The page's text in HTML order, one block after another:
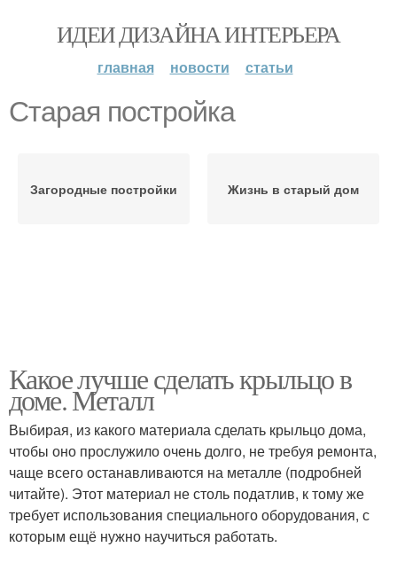
ИДЕИ ДИЗАЙНА ИНТЕРЬЕРА
главная новости статьи
Старая постройка
Загородные постройки Жизнь в старый дом
Какое лучше сделать крыльцо в
доме. Металл
Выбирая, из какого материала сделать крыльцо дома,
чтобы оно прослужило очень долго, не требуя ремонта,
чаще всего останавливаются на металле (подробней
читайте). Этот материал не столь податлив, к тому же
требует использования специального оборудования, с
которым ещё нужно научиться работать.